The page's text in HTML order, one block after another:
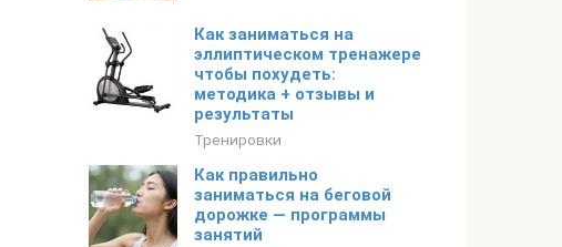
Как заниматься на
эллиптическом тренажере
чтобы похудеть:
методика + отзывы и
результаты
Тренировки
Как правильно
заниматься на беговой
дорожке — программы
занятий